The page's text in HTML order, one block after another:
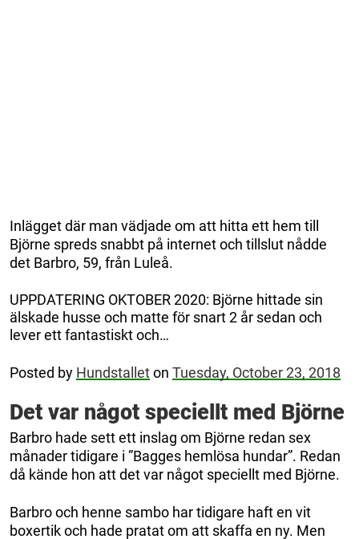
Inlägget där man vädjade om att hitta ett hem till
Björne spreds snabbt på internet och tillslut nådde
det Barbro, 59, från Luleå.
UPPDATERING OKTOBER 2020: Björne hittade sin
älskade husse och matte för snart 2 år sedan och
lever ett fantastiskt och…
Posted by Hundstalleton Tuesday, October 23, 2018
Det var något speciellt med Björne
Barbro hade sett ett inslag om Björne redan sex
månader tidigare i ”Bagges hemlösa hundar”. Redan
då kände hon att det var något speciellt med Björne.
Barbro och henne sambo har tidigare haft en vit
boxertik och hade pratat om att skaffa en ny. Men